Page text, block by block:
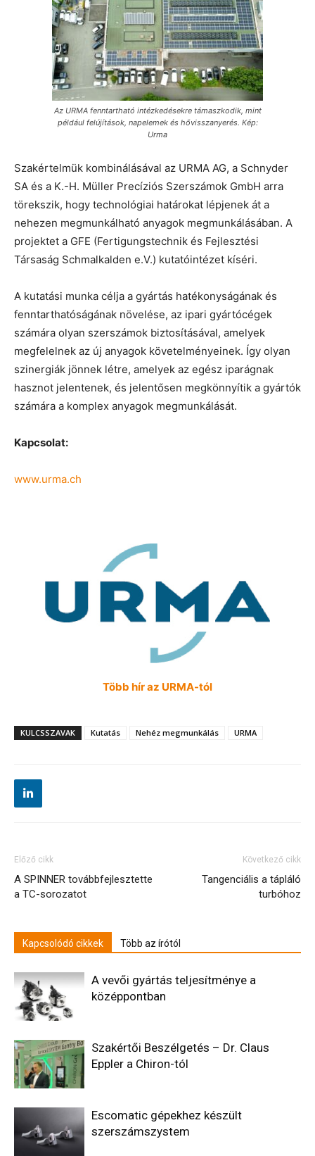
Az URMA fenntartható intézkedésekre támaszkodik, mint
például felújítások, napelemek és hővisszanyerés. Kép:
Urma
Szakértelmük kombinálásával az URMA AG, a Schnyder
SA és a K.-H. Müller Precíziós Szerszámok GmbH arra
törekszik, hogy technológiai határokat lépjenek át a
nehezen megmunkálható anyagok megmunkálásában. A
projektet a GFE (Fertigungstechnik és Fejlesztési
Társaság Schmalkalden e.V.) kutatóintézet kíséri.
A kutatási munka célja a gyártás hatékonyságának és
fenntarthatóságának növelése, az ipari gyártócégek
számára olyan szerszámok biztosításával, amelyek
megfelelnek az új anyagok követelményeinek. Így olyan
szinergiák jönnek létre, amelyek az egész iparágnak
hasznot jelentenek, és jelentősen megkönnyítik a gyártók
számára a komplex anyagok megmunkálását.
Kapcsolat:
www.urma.ch
Több hír az URMA-tól
KULCSSZAVAK Kutatás Nehéz megmunkálás URMA
Előző cikk
A SPINNER továbbfejlesztette
a TC-sorozatot
Következő cikk
Tangenciális a tápláló
turbóhoz
Kapcsolódó cikkek Több az írótól
A vevői gyártás teljesítménye a
középpontban
Szakértői Beszélgetés – Dr. Claus
Eppler a Chiron-tól
Escomatic gépekhez készült
szerszámszystem